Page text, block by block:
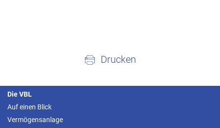
Drucken
Die VBL
Auf einen Blick
Vermögensanlage